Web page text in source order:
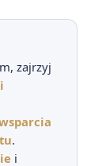
zajrzyj
.
i